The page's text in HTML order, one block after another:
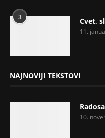
3 Cvet,
11.
NAJNOVIJI TEKSTOVI
10.